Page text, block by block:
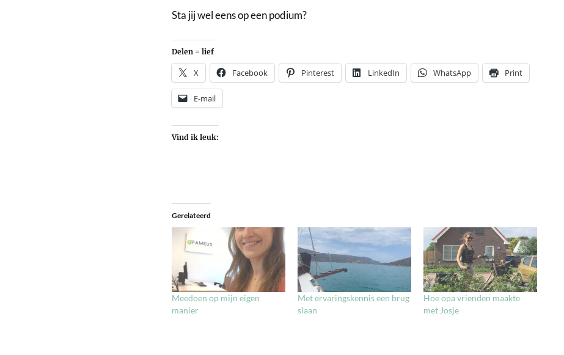
Sta jij wel eens op een podium?
Delen = lief
X Facebook Pinterest LinkedIn WhatsApp Print
E-mail
Vind ik leuk:
Gerelateerd
Meedoen op mijn eigen
manier
Met ervaringskennis een brug
slaan
Hoe opa vrienden maakte
met Josje